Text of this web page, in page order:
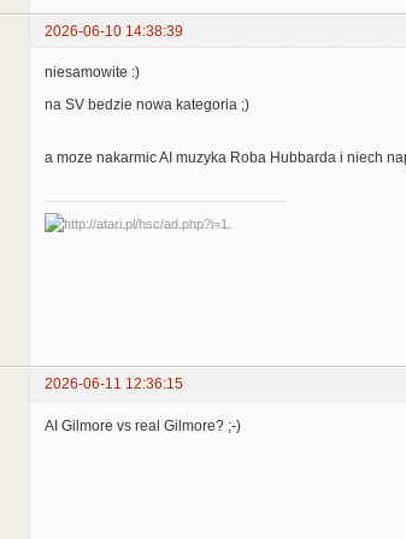
2026-06-10 14:38:39
niesamowite :)
na SV bedzie nowa kategoria ;)
a moze nakarmic AI muzyka Roba Hubbarda i niech
2026-06-11 12:36:15
AI Gilmore vs real Gilmore? ;-)